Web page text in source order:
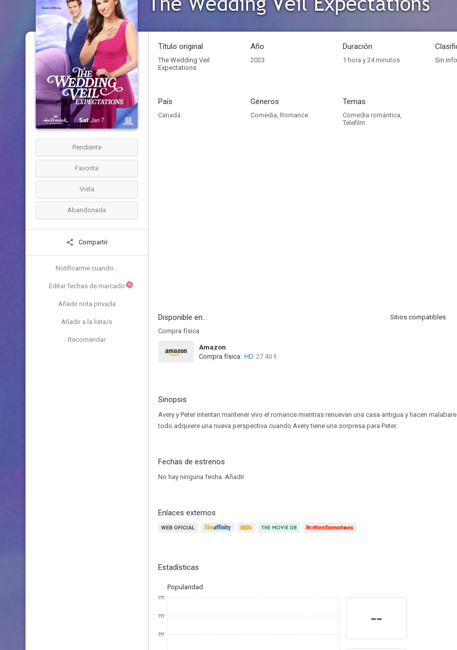
Pendiente
Favorita
Vista
Abandonada
Compartir
Notificarme cuando...
Editar fechas de marcado N
Añadir nota privada
Añadir a la lista/s
Recomendar
Título original
The Wedding Veil
Expectations
Año
2023
Duración
1 hora y 24 minutos Sin
País
Canadá
Géneros
Comedia, Romance
Temas
Comedia romántica,
Telefilm
Disponible en...
Sitios compatibles
Compra física
Amazon
Compra física: HD 27.40 €
Sinopsis
Avery y Peter intentan mantener vivo el romance mientras renuevan una casa antigua y hacen
todo adquiere una nueva perspectiva cuando Avery tiene una sorpresa para Peter.
Fechas de estrenos
No hay ninguna fecha. Añadir
Enlaces externos
Estadísticas
Popularidad
???
???
???
--